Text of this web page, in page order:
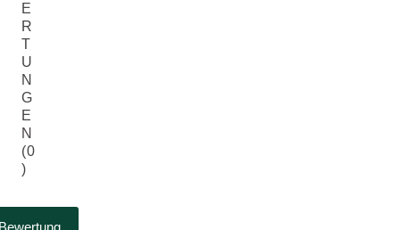
E
R
T
U
N
G
E
N
(0
)